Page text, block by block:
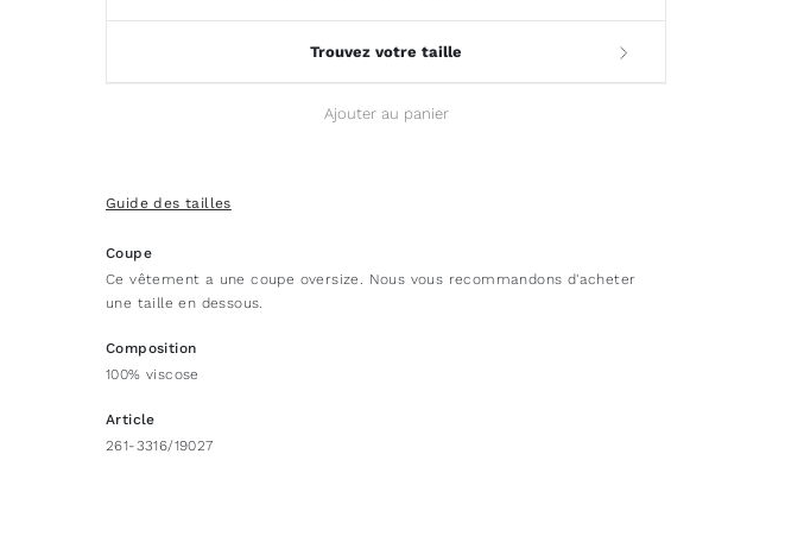
Trouvez votre taille
Ajouter au panier
Guide des tailles
Coupe
Ce vêtement a une coupe oversize. Nous vous recommandons d'acheter
une taille en dessous.
Composition
100% viscose
Article
261-3316/19027